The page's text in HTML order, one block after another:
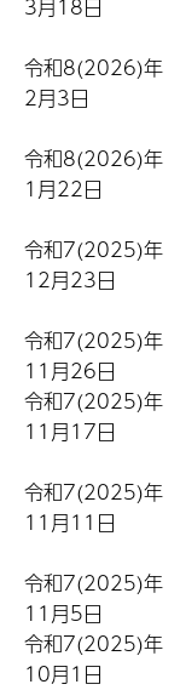
3月18日
令和8(2026)年
2月3日
令和8(2026)年
1月22日
令和7(2025)年
12月23日
令和7(2025)年
11月26日
令和7(2025)年
11月17日
令和7(2025)年
11月11日
令和7(2025)年
11月5日
令和7(2025)年
10月1日